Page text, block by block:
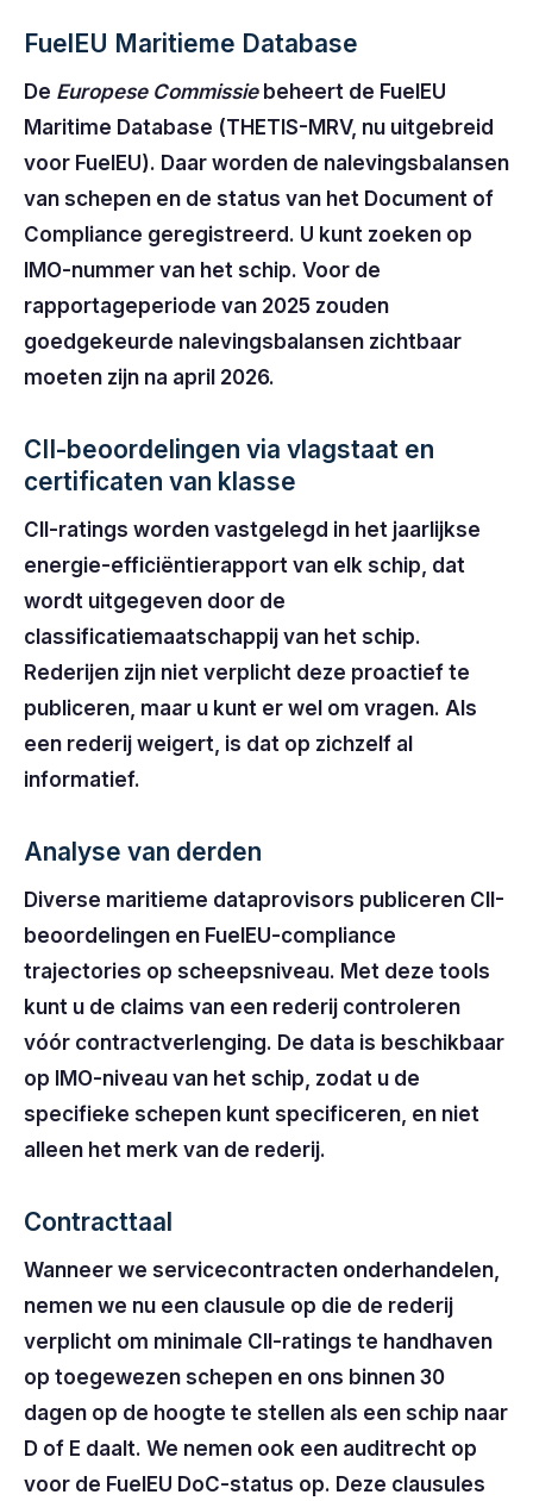
FuelEU Maritieme Database
De Europese Commissiebeheert de FuelEU
Maritime Database (THETIS-MRV, nu uitgebreid
voor FuelEU). Daar worden de nalevingsbalansen
van schepen en de status van het Document of
Compliance geregistreerd. U kunt zoeken op
IMO-nummer van het schip. Voor de
rapportageperiode van 2025 zouden
goedgekeurde nalevingsbalansen zichtbaar
moeten zijn na april 2026.
CII-beoordelingen via vlagstaat en
certificaten van klasse
CII-ratings worden vastgelegd in het jaarlijkse
energie-efficiëntierapport van elk schip, dat
wordt uitgegeven door de
classificatiemaatschappij van het schip.
Rederijen zijn niet verplicht deze proactief te
publiceren, maar u kunt er wel om vragen. Als
een rederij weigert, is dat op zichzelf al
informatief.
Analyse van derden
Diverse maritieme dataprovisors publiceren CII-
beoordelingen en FuelEU-compliance
trajectories op scheepsniveau. Met deze tools
kunt u de claims van een rederij controleren
vóór contractverlenging. De data is beschikbaar
op IMO-niveau van het schip, zodat u de
specifieke schepen kunt specificeren, en niet
alleen het merk van de rederij.
Contracttaal
Wanneer we servicecontracten onderhandelen,
nemen we nu een clausule op die de rederij
verplicht om minimale CII-ratings te handhaven
op toegewezen schepen en ons binnen 30
dagen op de hoogte te stellen als een schip naar
D of E daalt. We nemen ook een auditrecht op
voor de FuelEU DoC-status op. Deze clausules